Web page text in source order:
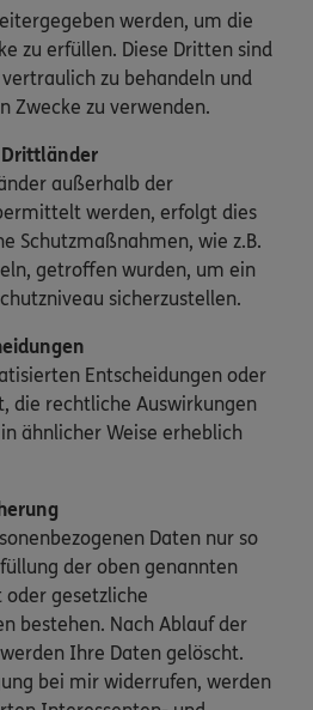
werden, um die
zu erfüllen. Diese Dritten sind
zu behandeln und
Zwecke zu verwenden.
außerhalb der
werden, erfolgt dies
Schutzmaßnahmen, wie z.B.
getroffen wurden, um ein
sicherzustellen.
Entscheidungen oder
die rechtliche Auswirkungen
ähnlicher Weise erheblich
Daten nur so
der oben genannten
gesetzliche
bestehen. Nach Ablauf der
Ihre Daten gelöscht.
bei mir widerrufen, werden